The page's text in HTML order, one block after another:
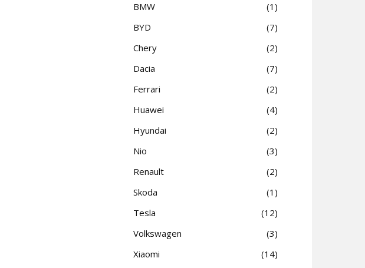
BMW
1
BYD
7
Chery
2
Dacia
7
Ferrari
2
Huawei
4
Hyundai
2
Nio
3
Renault
2
Skoda
1
Tesla
12
Volkswagen
3
Xiaomi
14